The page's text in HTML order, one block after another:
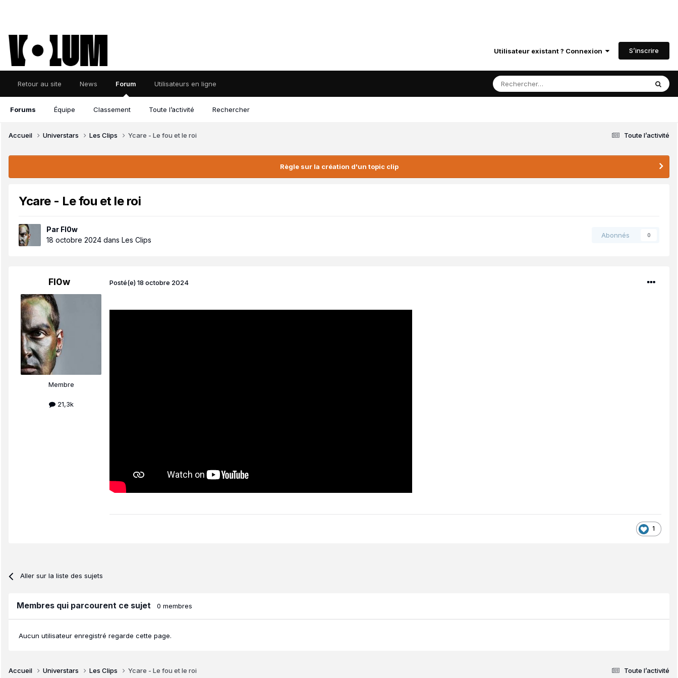
Utilisateur existant ? Connexion S’inscrire
Retour au site News Forum
Forums Équipe Classement Toute l’activité Rechercher
Utilisateurs en ligne
Toute l’activité
Accueil Universtars Les Clips Ycare - Le fou et le roi
Règle sur la création d'un topic clip
Ycare - Le fou et le roi
Par Fl0w
18 octobre 2024 dans Les Clips
Abonnés 0
Fl0w
Membre
21,3k
Posté(e)18 octobre 2024
1
Aller sur la liste des sujets
Membres qui parcourent ce sujet 0 membres
Aucun utilisateur enregistré regarde cette page.
Toute l’activité
Accueil Universtars Les Clips Ycare - Le fou et le roi